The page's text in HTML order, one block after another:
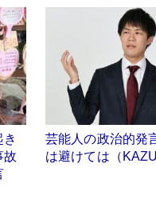
故
芸能人の政治的発
は避けては（